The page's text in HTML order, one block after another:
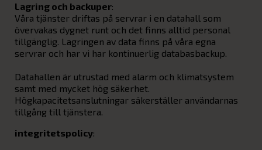
Lagring och backuper:
Våra tjänster driftas på servrar i en datahall som
övervakas dygnet runt och det finns alltid personal
tillgänglig. Lagringen av data finns på våra egna
servrar och har vi har kontinuerlig databasbackup.
Datahallen är utrustad med alarm och klimatsystem
samt med mycket hög säkerhet.
Högkapacitetsanslutningar säkerställer användarnas
tillgång till tjänstera.
integritetspolicy: